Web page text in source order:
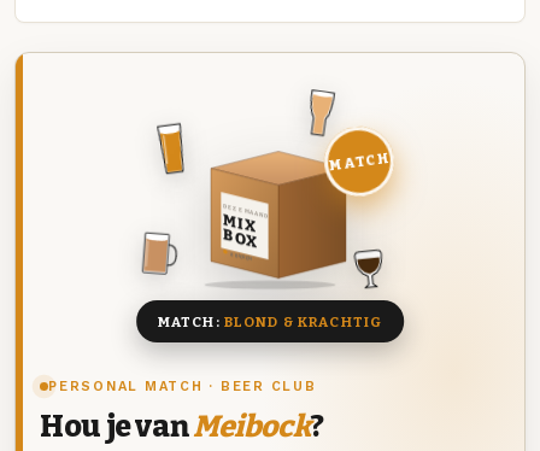
PERSONAL MATCH · BEER CLUB
Hou je vanMeibock?
DEZE MAAND
MIX
BOX
8 BIEREN
MATCH
MATCH: BLOND & KRACHTIG